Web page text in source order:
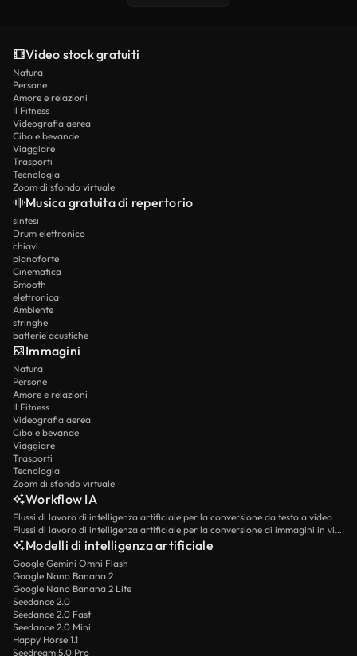
Video stock gratuiti
Natura
Persone
Amore e relazioni
Il Fitness
Videografia aerea
Cibo e bevande
Viaggiare
Trasporti
Tecnologia
Zoom di sfondo virtuale
Musica gratuita di repertorio
sintesi
Drum elettronico
chiavi
pianoforte
Cinematica
Smooth
elettronica
Ambiente
stringhe
batterie acustiche
Immagini
Natura
Persone
Amore e relazioni
Il Fitness
Videografia aerea
Cibo e bevande
Viaggiare
Trasporti
Tecnologia
Zoom di sfondo virtuale
Workflow IA
Flussi di lavoro di intelligenza artificiale per la conversione da testo a video
Flussi di lavoro di intelligenza artificiale per la conversione di immagini in video
Modelli di intelligenza artificiale
Google Gemini Omni Flash
Google Nano Banana 2
Google Nano Banana 2 Lite
Seedance 2.0
Seedance 2.0 Fast
Seedance 2.0 Mini
Happy Horse 1.1
Seedream 5.0 Pro